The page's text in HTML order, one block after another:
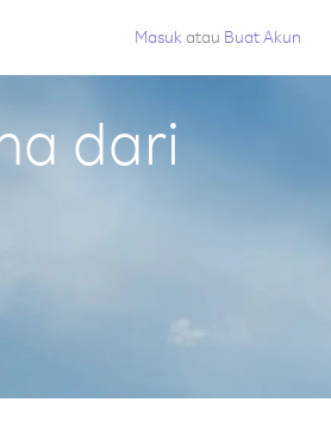
Masuk atau Buat Akun
dari